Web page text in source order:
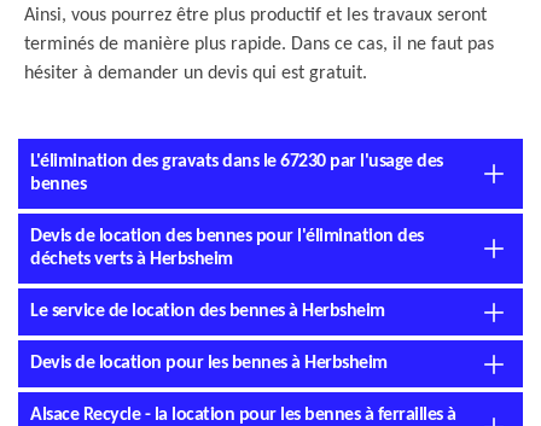
Ainsi, vous pourrez être plus productif et les travaux seront
terminés de manière plus rapide. Dans ce cas, il ne faut pas
hésiter à demander un devis qui est gratuit.
L'élimination des gravats dans le 67230 par l'usage des
bennes
Devis de location des bennes pour l'élimination des
déchets verts à Herbsheim
Le service de location des bennes à Herbsheim
Devis de location pour les bennes à Herbsheim
Alsace Recycle - la location pour les bennes à ferrailles à